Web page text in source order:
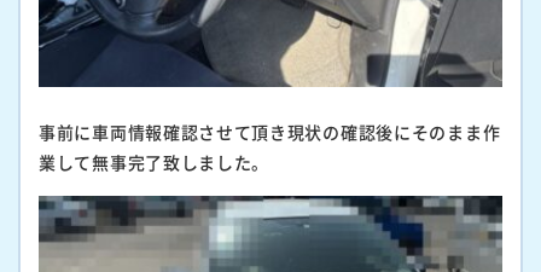
事前に車両情報確認させて頂き現状の確認後にそのまま作
業して無事完了致しました。